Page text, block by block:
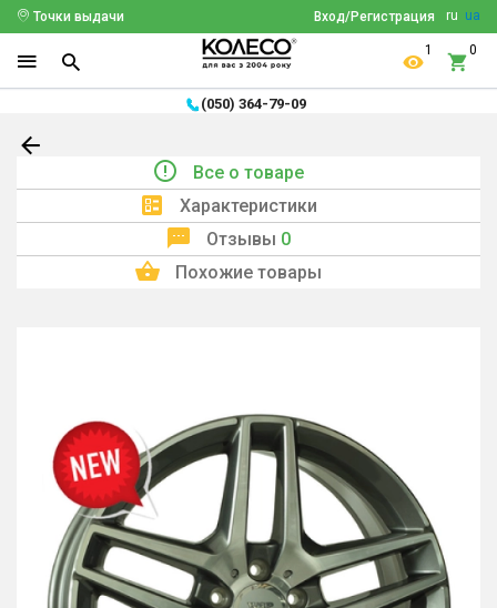
ru ua
Вход/Регистрация
Точки выдачи
1 0
(050) 364-79-09
Все о товаре
Характеристики
Отзывы 0
Похожие товары